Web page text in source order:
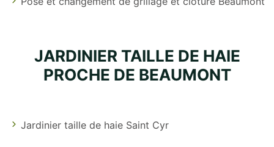
JARDINIER TAILLE DE HAIE
PROCHE DE BEAUMONT
Jardinier taille de haie Saint Cyr